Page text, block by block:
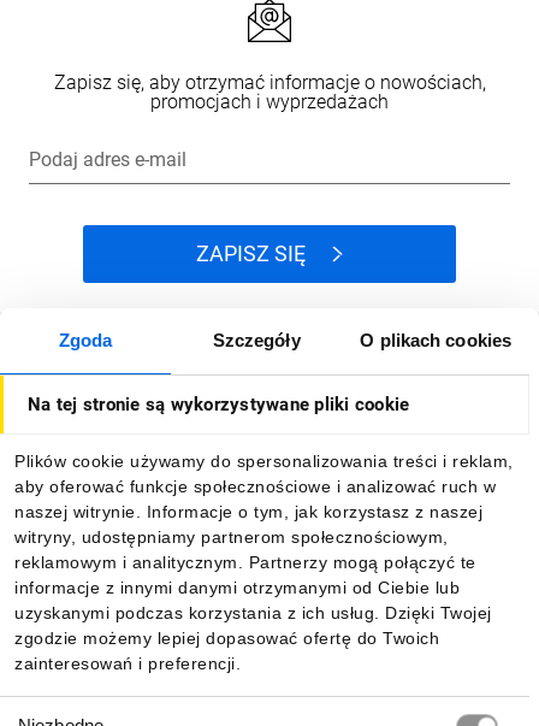
Zgoda Szczegóły O plikach cookies
Na tej stronie są wykorzystywane pliki cookie
Plików cookie używamy do spersonalizowania treści i reklam,
aby oferować funkcje społecznościowe i analizować ruch w
naszej witrynie. Informacje o tym, jak korzystasz z naszej
witryny, udostępniamy partnerom społecznościowym,
reklamowym i analitycznym. Partnerzy mogą połączyć te
informacje z innymi danymi otrzymanymi od Ciebie lub
uzyskanymi podczas korzystania z ich usług. Dzięki Twojej
zgodzie możemy lepiej dopasować ofertę do Twoich
zainteresowań i preferencji.
Zapisz się, aby otrzymać informacje o nowościach,
promocjach i wyprzedażach
Podaj adres e-mail
ZAPISZ SIĘ
Dla kupujących
Informacje
Pobierz naszą aplikację mobilną: